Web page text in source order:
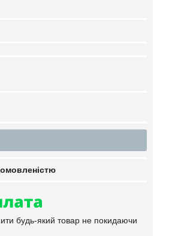
будь-який товар не покидаючи